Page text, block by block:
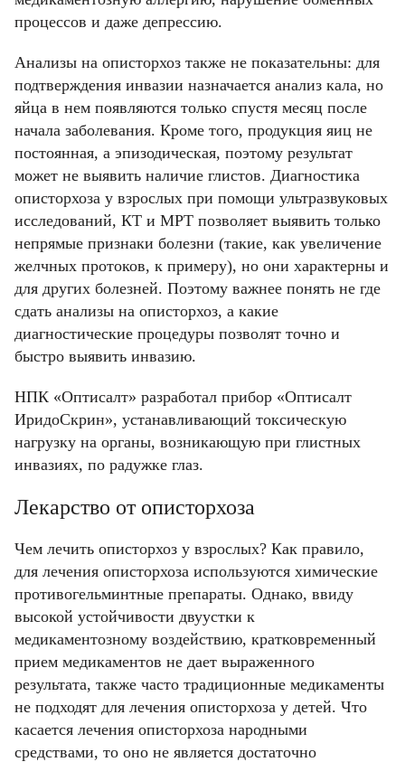
процессов и даже депрессию.
Анализы на описторхоз также не показательны: для
подтверждения инвазии назначается анализ кала, но
яйца в нем появляются только спустя месяц после
начала заболевания. Кроме того, продукция яиц не
постоянная, а эпизодическая, поэтому результат
может не выявить наличие глистов. Диагностика
описторхоза у взрослых при помощи ультразвуковых
исследований, КТ и МРТ позволяет выявить только
непрямые признаки болезни (такие, как увеличение
желчных протоков, к примеру), но они характерны и
для других болезней. Поэтому важнее понять не где
сдать анализы на описторхоз, а какие
диагностические процедуры позволят точно и
быстро выявить инвазию.
НПК «Оптисалт» разработал прибор «Оптисалт
ИридоСкрин», устанавливающий токсическую
нагрузку на органы, возникающую при глистных
инвазиях, по радужке глаз.
Лекарство от описторхоза
Чем лечить описторхоз у взрослых? Как правило,
для лечения описторхоза используются химические
противогельминтные препараты. Однако, ввиду
высокой устойчивости двуустки к
медикаментозному воздействию, кратковременный
прием медикаментов не дает выраженного
результата, также часто традиционные медикаменты
не подходят для лечения описторхоза у детей. Что
касается лечения описторхоза народными
средствами, то оно не является достаточно
Введите корректное значение
пользовательского соглашения
политикой
конфиденциальности.
КУПИТЬ
ОТМЕНИТЬ
Телефон
Введите корректное значение
Введите корректное значение
Email
Пароль
Введите корректное значение
Ваш город
СОХРАНИТЬ
ОТМЕНИТЬ
Имя
Телефон
Email
пользовательского соглашения
политикой
конфиденциальности.
КУПИТЬ
Имя
Телефон
Email
пользовательского соглашения
политикой
конфиденциальности.
КУПИТЬ